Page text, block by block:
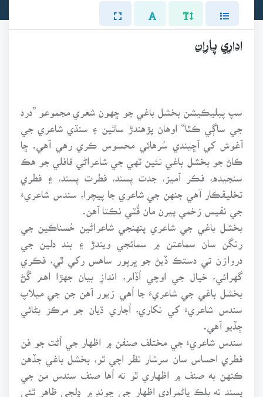
اداري پاران
سپ پبليڪيشن بخشل باغي جو ڇهون شعري مجموعو ”درد
جي ساڳي ڪٿا“ اوهان پڙهندڙ ساٿين ۽ سنڌي شاعري جي
آغوش کي آڇيندي سُرهائي محسوس ڪري رهي آهي. ڇا
ڪاڻ جو بخشل باغي نئين ٽهي جي شاعراڻي قافلي جو هڪ
سنجيده، فڪر آميز، جدت پسند، فطرت پسند، ۽ فطري
تخليقڪار آهي جنهن جي شاعري جا پيچرا، سندس شاعريءَ
جي نفيس زخمي پيرن مان ڦُٽي نڪتا آهن.
بخشل باغي جي شاعري پنهنجي شاعراڻين حُسناڪين جي
رنگن سان سماعتن ۾ سمائجي ويندڙ ۽ بند دلين جي
دروازن تي دستڪ ڏيڻ جو ڀرپور ساهس رکي ٿي، فڪري
گهرائي، خيال جي اوچي اُڏام، اندازِ بيان جهڙا اهم گُڻ
بخشل باغي جي شاعريءَ جا اُهي زيور آهن جن جي ميلاپ
سندس شاعريءَ کي نکاري، اُجاري ڌيان جو مرڪز بڻائي
ڇڏيو آهي.
سندس شاعريءَ جي مختلف صنفن ۾ اظهار جي اُڻت جو فن
فطري احساس سان سرشار نظر اچي ٿو، بخشل باغي جڏهن
ڪنهن به صنف ۾ اظهاري ٿو ته اُها صنف سندس من جي
پسند نه بلڪ پاڻمرادي اظهار جي چونڊ ۾ ڍلجي ظاهر ٿئي